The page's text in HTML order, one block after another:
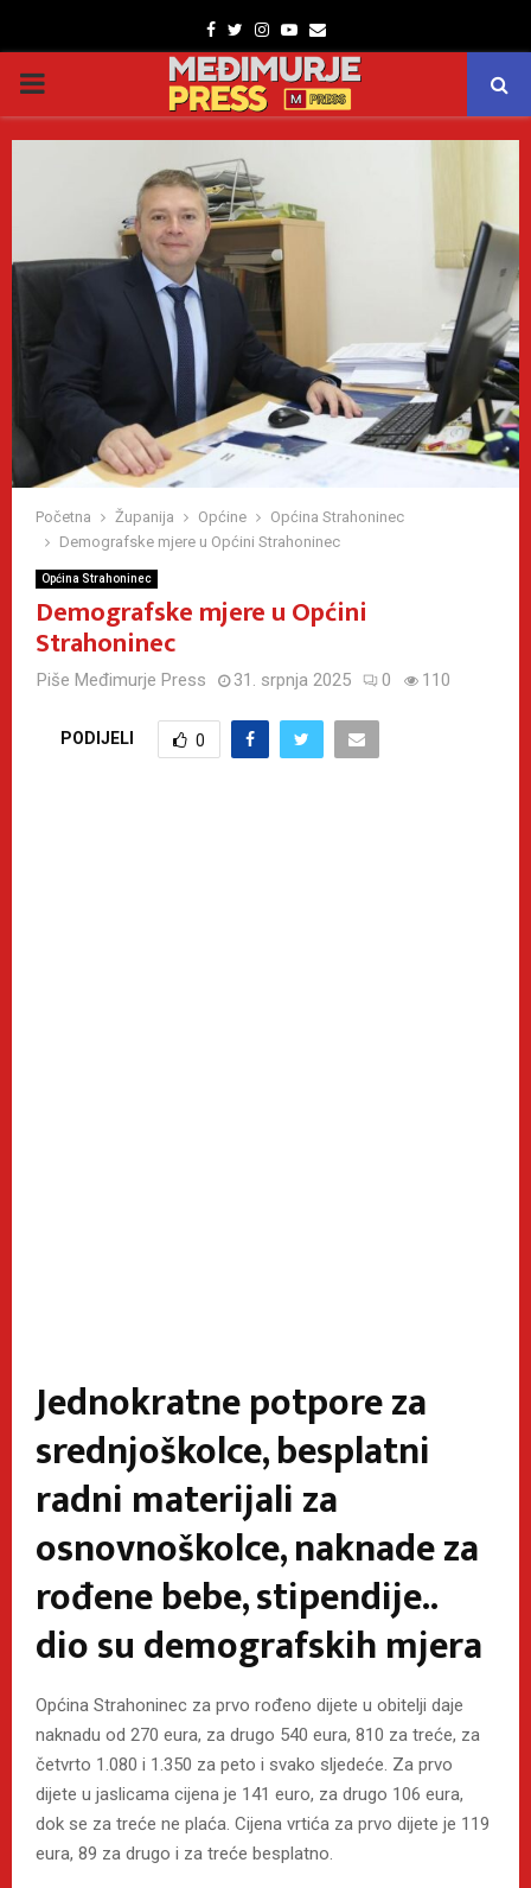
Facebook
TwitterInstagram
Youtube
Email
PRIMARY
MENU
Početna Županija Općine
Općina Strahoninec
Demografske mjere u Općini Strahoninec
Općina Strahoninec
Demografske mjere u Općini
Strahoninec
Piše Međimurje Press 31. srpnja 2025 0 110
PODIJELI 0
Jednokratne potpore za
srednjoškolce, besplatni
radni materijali za
osnovnoškolce, naknade za
rođene bebe, stipendije..
dio su demografskih mjera
Općina Strahoninec za prvo rođeno dijete u obitelji daje
naknadu od 270 eura, za drugo 540 eura, 810 za treće, za
četvrto 1.080 i 1.350 za peto i svako sljedeće. Za prvo
dijete u jaslicama cijena je 141 euro, za drugo 106 eura,
dok se za treće ne plaća. Cijena vrtića za prvo dijete je 119
eura, 89 za drugo i za treće besplatno.